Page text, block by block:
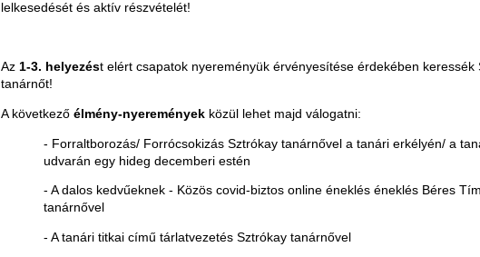
lelkesedését és aktív részvételét!
Az 1-3. helyezést elért csapatok nyereményük érvényesítése érdekében keressék
tanárnőt!
A következő élmény-nyeremények közül lehet majd válogatni:
- Forraltborozás/ Forrócsokizás Sztrókay tanárnővel a tanári erkélyén/ a
udvarán egy hideg decemberi estén
- A dalos kedvűeknek - Közös covid-biztos online éneklés éneklés Béres
tanárnővel
- A tanári titkai című tárlatvezetés Sztrókay tanárnővel